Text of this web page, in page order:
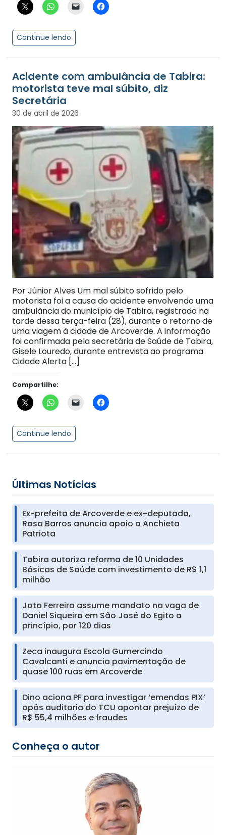
Continue lendo
Acidente com ambulância de Tabira:
motorista teve mal súbito, diz
Secretária
30 de abril de 2026
Por Júnior Alves Um mal súbito sofrido pelo
motorista foi a causa do acidente envolvendo uma
ambulância do município de Tabira, registrado na
tarde dessa terça-feira (28), durante o retorno de
uma viagem à cidade de Arcoverde. A informação
foi confirmada pela secretária de Saúde de Tabira,
Gisele Louredo, durante entrevista ao programa
Cidade Alerta […]
Compartilhe:
Continue lendo
Últimas Notícias
Ex-prefeita de Arcoverde e ex-deputada,
Rosa Barros anuncia apoio a Anchieta
Patriota
Tabira autoriza reforma de 10 Unidades
Básicas de Saúde com investimento de R$ 1,1
milhão
Jota Ferreira assume mandato na vaga de
Daniel Siqueira em São José do Egito a
princípio, por 120 dias
Zeca inaugura Escola Gumercindo
Cavalcanti e anuncia pavimentação de
quase 100 ruas em Arcoverde
Dino aciona PF para investigar ‘emendas PIX’
após auditoria do TCU apontar prejuízo de
R$ 55,4 milhões e fraudes
Conheça o autor